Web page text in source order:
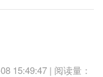
15:49:47 | 阅读量：